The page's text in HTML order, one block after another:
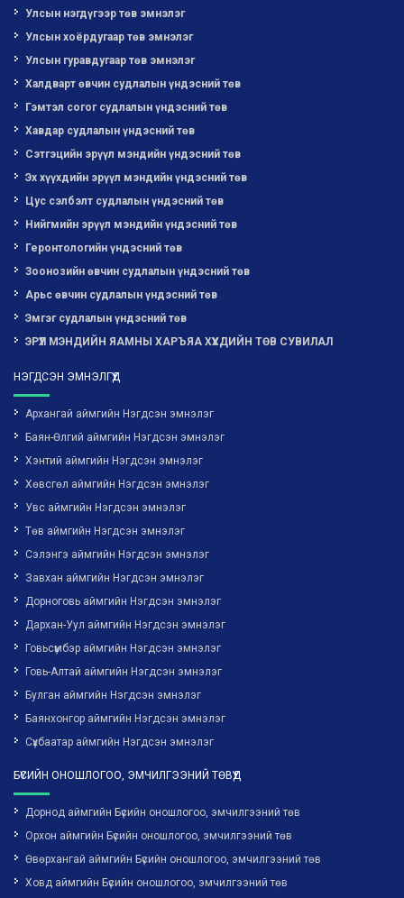
Улсын нэгдүгээр төв эмнэлэг
Улсын хоёрдугаар төв эмнэлэг
Улсын гуравдугаар төв эмнэлэг
Халдварт өвчин судлалын үндэсний төв
Гэмтэл согог судлалын үндэсний төв
Хавдар судлалын үндэсний төв
Сэтгэцийн эрүүл мэндийн үндэсний төв
Эх хүүхдийн эрүүл мэндийн үндэсний төв
Цус сэлбэлт судлалын үндэсний төв
Нийгмийн эрүүл мэндийн үндэсний төв
Геронтологийн үндэсний төв
Зоонозийн өвчин судлалын үндэсний төв
Арьс өвчин судлалын үндэсний төв
Эмгэг судлалын үндэсний төв
ЭРҮҮЛ МЭНДИЙН ЯАМНЫ ХАРЪЯА ХҮҮХДИЙН ТӨВ СУВИЛАЛ
НЭГДСЭН ЭМНЭЛГҮҮД
Архангай аймгийн Нэгдсэн эмнэлэг
Баян-Өлгий аймгийн Нэгдсэн эмнэлэг
Хэнтий аймгийн Нэгдсэн эмнэлэг
Хөвсгөл аймгийн Нэгдсэн эмнэлэг
Увс аймгийн Нэгдсэн эмнэлэг
Төв аймгийн Нэгдсэн эмнэлэг
Сэлэнгэ аймгийн Нэгдсэн эмнэлэг
Завхан аймгийн Нэгдсэн эмнэлэг
Дорноговь аймгийн Нэгдсэн эмнэлэг
Дархан-Уул аймгийн Нэгдсэн эмнэлэг
Говьсүмбэр аймгийн Нэгдсэн эмнэлэг
Говь-Алтай аймгийн Нэгдсэн эмнэлэг
Булган аймгийн Нэгдсэн эмнэлэг
Баянхонгор аймгийн Нэгдсэн эмнэлэг
Сүхбаатар аймгийн Нэгдсэн эмнэлэг
БҮСИЙН ОНОШЛОГОО, ЭМЧИЛГЭЭНИЙ ТӨВҮҮД
Дорнод аймгийн Бүсийн оношлогоо, эмчилгээний төв
Орхон аймгийн Бүсийн оношлогоо, эмчилгээний төв
Өвөрхангай аймгийн Бүсийн оношлогоо, эмчилгээний төв
Ховд аймгийн Бүсийн оношлогоо, эмчилгээний төв